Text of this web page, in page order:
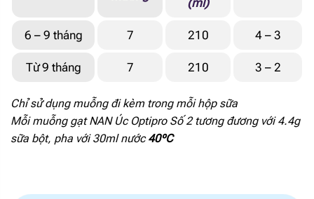
Canxi 64 mg
Magie 4.3 mg
6 – 9 tháng 7 210 4 – 3
Từ 9 tháng 7 210 3 – 2
Chỉ sử dụng muỗng đi kèm trong mỗi hộp sữa
Mỗi muỗng gạt NAN Úc Optipro Số 2 tương đương với 4.4g
sữa bột, pha với 30ml nước40ºC